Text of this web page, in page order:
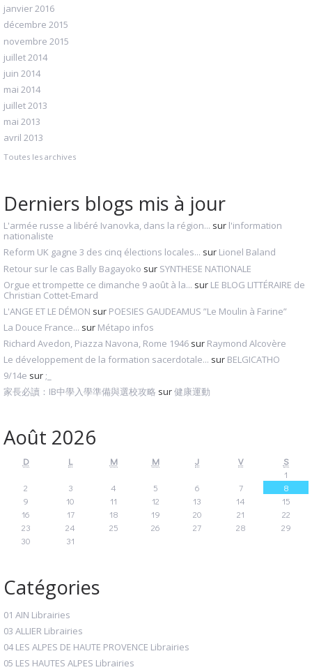
janvier 2016
décembre 2015
novembre 2015
juillet 2014
juin 2014
mai 2014
juillet 2013
mai 2013
avril 2013
Toutes les archives
Derniers blogs mis à jour
L'armée russe a libéré Ivanovka, dans la région... sur l'information
nationaliste
Reform UK gagne 3 des cinq élections locales... sur Lionel Baland
Retour sur le cas Bally Bagayoko sur SYNTHESE NATIONALE
Orgue et trompette ce dimanche 9 août à la... sur LE BLOG LITTÉRAIRE de
Christian Cottet-Emard
L'ANGE ET LE DÉMON sur POESIES GAUDEAMUS ”Le Moulin à Farine”
La Douce France... sur Métapo infos
Richard Avedon, Piazza Navona, Rome 1946 sur Raymond Alcovère
Le développement de la formation sacerdotale... sur BELGICATHO
9/14e sur ;_
家長必讀：IB中學入學準備與選校攻略 sur健康運動
Août 2026
D L M M J V
S
1
2
3 4 5 6 7
8
9
10 11 12 13 14
15
16
17 18 19 20 21
22
23
24 25 26 27 28
29
30
31
Catégories
01 AIN Librairies
03 ALLIER Librairies
04 LES ALPES DE HAUTE PROVENCE Librairies
05 LES HAUTES ALPES Librairies